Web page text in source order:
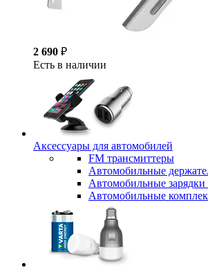
2 690 ₽
Есть в наличии
Аксессуары для автомобилей
FM трансмиттеры
Автомобильные
Автомобильные зарядки
Автомобильные